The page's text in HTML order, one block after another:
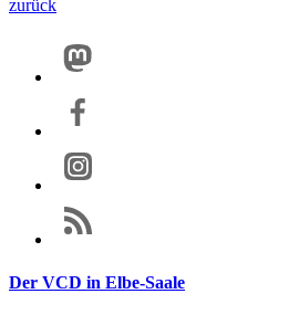
zurück
Der VCD in Elbe-Saale